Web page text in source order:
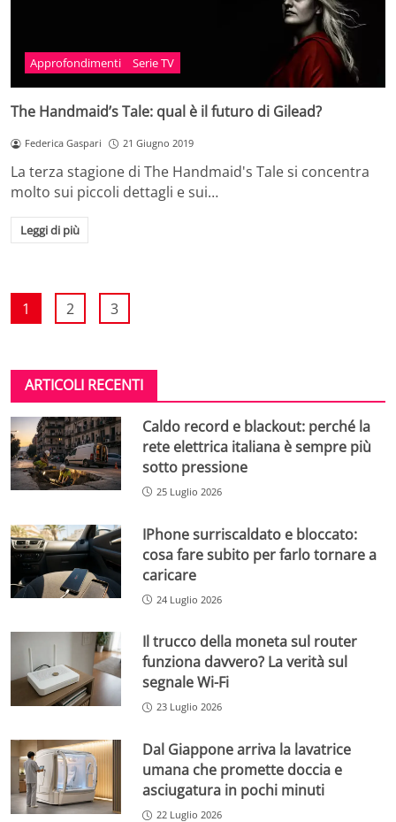
Approfondimenti Serie TV
The Handmaid’s Tale: qual è il futuro di Gilead?
Federica Gaspari 21 Giugno 2019
La terza stagione di The Handmaid's Tale si concentra
molto sui piccoli dettagli e sui…
Leggi di più
1 2 3
ARTICOLI RECENTI
Caldo record e blackout: perché la
rete elettrica italiana è sempre più
sotto pressione
25 Luglio 2026
IPhone surriscaldato e bloccato:
cosa fare subito per farlo tornare a
caricare
24 Luglio 2026
Il trucco della moneta sul router
funziona davvero? La verità sul
segnale Wi-Fi
23 Luglio 2026
Dal Giappone arriva la lavatrice
umana che promette doccia e
asciugatura in pochi minuti
22 Luglio 2026